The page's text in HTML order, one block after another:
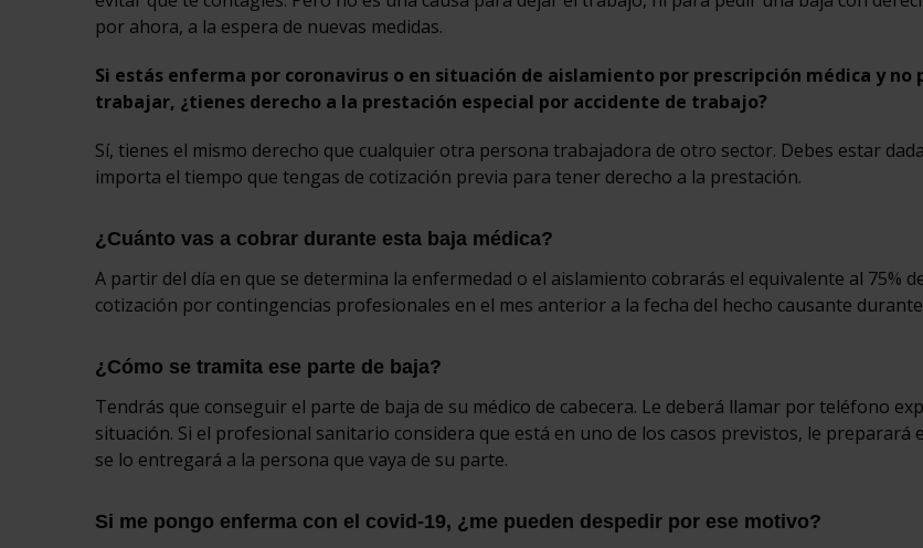
por ahora, a la espera de nuevas medidas.
Si estás enferma por coronavirus o en situación de aislamiento por prescripción médica y no
trabajar, ¿tienes derecho a la prestación especial por accidente de trabajo?
Sí, tienes el mismo derecho que cualquier otra persona trabajadora de otro sector. Debes estar
importa el tiempo que tengas de cotización previa para tener derecho a la prestación.
¿Cuánto vas a cobrar durante esta baja médica?
A partir del día en que se determina la enfermedad o el aislamiento cobrarás el equivalente al 75%
cotización por contingencias profesionales en el mes anterior a la fecha del hecho causante
¿Cómo se tramita ese parte de baja?
Tendrás que conseguir el parte de baja de su médico de cabecera. Le deberá llamar por teléfono
situación. Si el profesional sanitario considera que está en uno de los casos previstos, le preparará
se lo entregará a la persona que vaya de su parte.
Si me pongo enferma con el covid-19, ¿me pueden despedir por ese motivo?